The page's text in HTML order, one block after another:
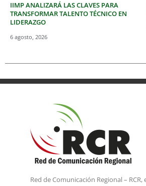
IIMP ANALIZARÁ LAS CLAVES PARA
TRANSFORMAR TALENTO TÉCNICO EN
LIDERAZGO
6 agosto, 2026
Red de Comunicación Regional – RCR,